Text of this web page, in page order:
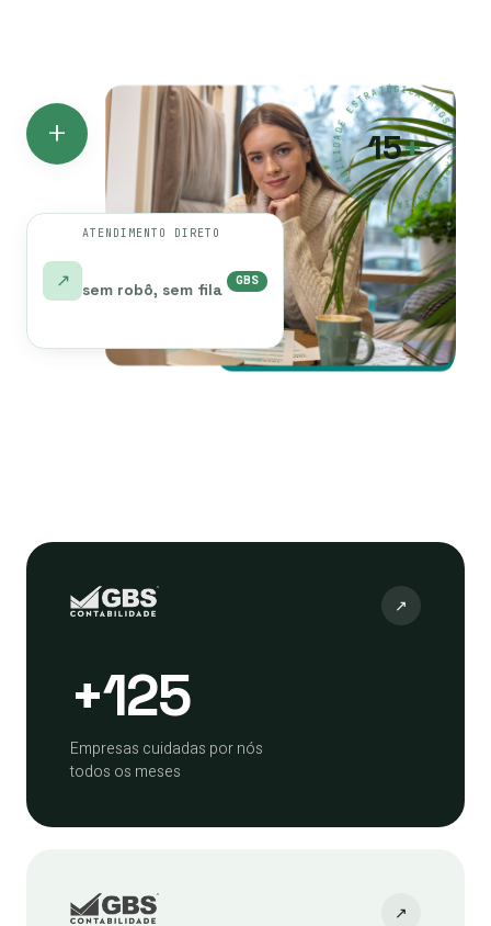
+ ANOS DE EXPERIÊNCIA · CONTABILIDADE ESTRATÉGICA · ANOS DE EXPERIÊNCIA · CONTABILIDADE ESTRATÉGICA ·
15+
↗
ATENDIMENTO DIRETO
sem robô, sem fila GBS
↗
+125
Empresas cuidadas por nós
todos os meses
↗